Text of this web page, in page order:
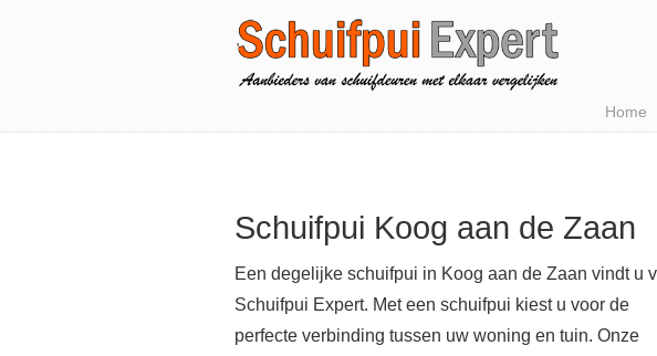
Home
Schuifpui Koog aan de Zaan
Een degelijke schuifpui in Koog aan de Zaan vindt u
Schuifpui Expert. Met een schuifpui kiest u voor de
perfecte verbinding tussen uw woning en tuin. Onze